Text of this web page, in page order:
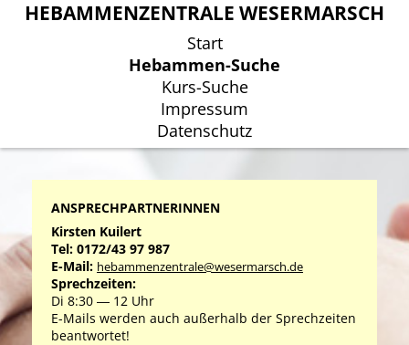
HEBAMMENZENTRALE WESERMARSCH
Start
Hebammen-Suche
Kurs-Suche
Impressum
Datenschutz
HEBAMMENZENTRALE WESERMARSCH
Start
Hebammen-Suche
Kurs-Suche
Impressum
Datenschutz
ANSPRECHPARTNERINNEN
Kirsten Kuilert
Tel: 0172/43 97 987
E-Mail: hebammenzentrale@wesermarsch.de
Sprechzeiten:
Di 8:30 ― 12 Uhr
E-Mails werden auch außerhalb der Sprechzeiten
beantwortet!